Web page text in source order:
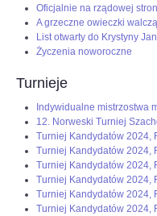
Oficjalnie na rządowej
A grzeczne owieczki
List otwarty do Krystyny
Życzenia noworoczne
Turnieje
Indywidualne mistrzostwa
12. Norweski Turniej
Turniej Kandydatów 2024,
Turniej Kandydatów 2024,
Turniej Kandydatów 2024,
Turniej Kandydatów 2024,
Turniej Kandydatów 2024,
Turniej Kandydatów 2024,